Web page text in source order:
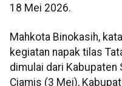
18 Mei 2026.
Mahkota Binokasih,
kegiatan napak tilas
dimulai dari Kabupaten
Ciamis (3 Mei),